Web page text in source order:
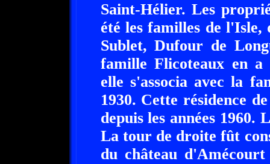
Saint-Hélier. Les
été les familles de l'Isle,
Sublet, Dufour de
famille Flicoteaux en
elle s'associa avec la
1930. Cette résidence
depuis les années 1960.
La tour de droite fût
du château